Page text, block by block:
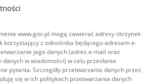
www.gov.pl mogą zawierać adresy skrzynek
korzystający z odnośnika będącego adresem e-
jego danych (adres e-mail oraz
w wiadomości) w celu przesłania
pytania. Szczegóły przetwarzania danych przez
się w ich politykach przetwarzania danych